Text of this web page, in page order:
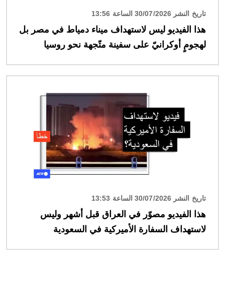
تاريخ النشر 30/07/2026 الساعة 13:56
هذا الفيديو ليس لاستهداف ميناء دمياط في مصر بل
لهجومٍ أوكرانيّ على سفينة متّجهة نحو روسيا
تاريخ النشر 30/07/2026 الساعة 13:53
هذا الفيديو مصوّر في العراق قبل أشهر وليس
لاستهداف السفارة الأميركية في السعودية